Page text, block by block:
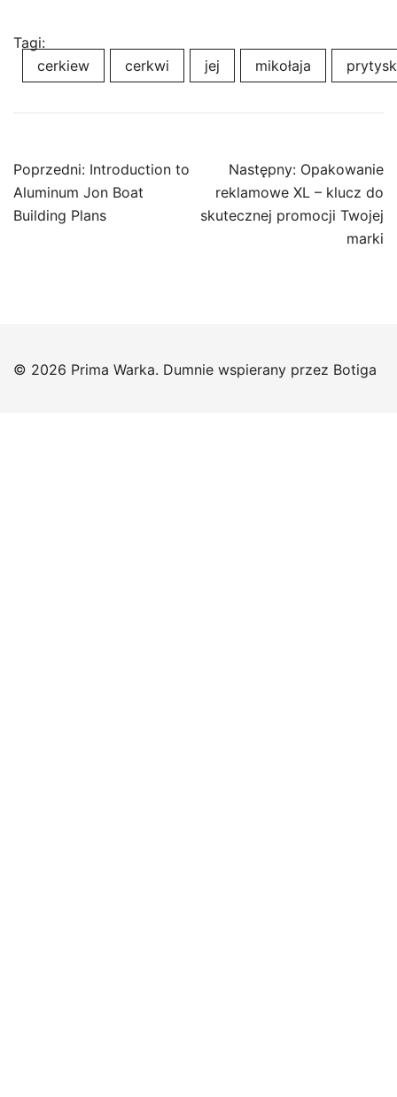
Tagi:
cerkiew
cerkwi jej mikołaja
Nawigacja
wpisu
Poprzedni: Introduction to
Aluminum Jon Boat
Building Plans
Następny: Opakowanie
reklamowe XL – klucz do
skutecznej promocji Twojej
marki
© 2026 Prima Warka. Dumnie wspierany przez Botiga